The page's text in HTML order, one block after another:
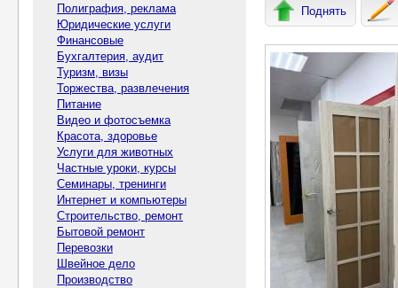
Полиграфия, реклама
Юридические услуги
Финансовые
Бухгалтерия, аудит
Туризм, визы
Торжества, развлечения
Питание
Видео и фотосъемка
Красота, здоровье
Услуги для животных
Частные уроки, курсы
Семинары, тренинги
Интернет и компьютеры
Строительство, ремонт
Бытовой ремонт
Перевозки
Швейное дело
Производство
Поднять